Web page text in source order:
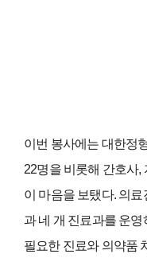
이번 봉사에는 대한정
22명을 비롯해 간호사,
이 마음을 보탰다. 의료
과 네 개 진료과를 운
필요한 진료와 의약품